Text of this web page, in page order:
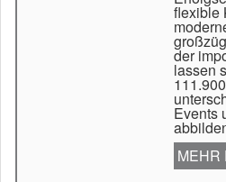
flexible
der
lassen
Events
MEHR